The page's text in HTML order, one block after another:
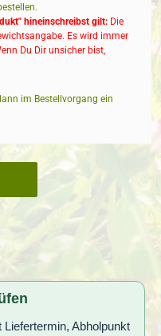
hineinschreibst gilt: Die
Es wird immer
Du Dir unsicher bist,
im Bestellvorgang ein
Abholpunkt